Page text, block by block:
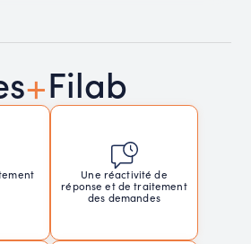
+Filab
Une réactivité de
réponse et de traitement
des demandes